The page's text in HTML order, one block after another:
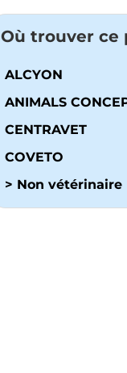
Où trouver ce
ALCYON
ANIMALS
CENTRAVET
COVETO
> Non vétérinaire